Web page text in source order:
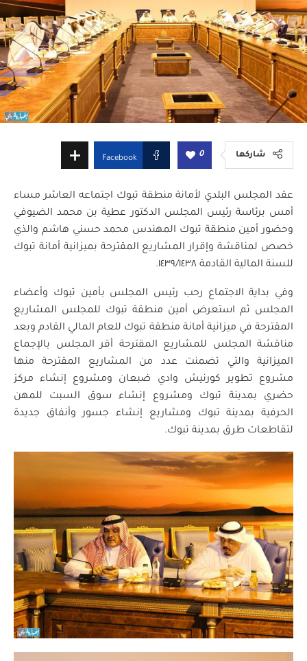
شاركها 0
Facebook
عقد المجلس البلدي لأمانة منطقة تبوك اجتماعه العاشر مساء
أمس برئاسة رئيس المجلس الدكتور عطية بن محمد الضيوفي
وحضور أمين منطقة تبوك المهندس محمد حسني هاشم والذي
خصص لمناقشة وإقرار المشاريع المقترحة بميزانية أمانة تبوك
للسنة المالية القادمة ١٤٣٩/١٤٣٨.
وفي بداية الاجتماع رحب رئيس المجلس بأمين تبوك وأعضاء
المجلس ثم استعرض أمين منطقة تبوك للمجلس المشاريع
المقترحة في ميزانية أمانة منطقة تبوك للعام المالي القادم وبعد
مناقشة المجلس للمشاريع المقترحة أقر المجلس بالإجماع
الميزانية والتي تضمنت عدد من المشاريع المقترحة منها
مشروع تطوير كورنيش وادي ضبعان ومشروع إنشاء مركز
حضري بمدينة تبوك ومشروع إنشاء سوق السبت للمهن
الحرفية بمدينة تبوك ومشاريع إنشاء جسور وأنفاق جديدة
لتقاطعات طرق بمدينة تبوك.